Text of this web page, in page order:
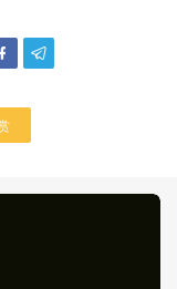
 